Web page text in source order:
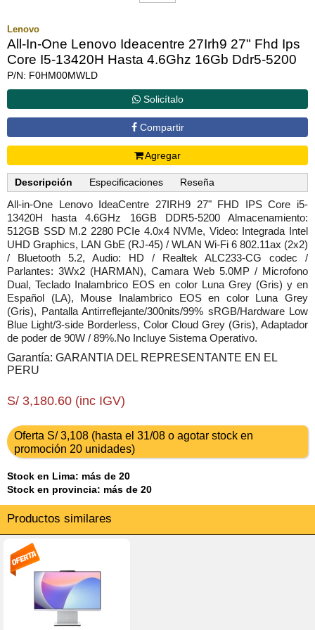
Lenovo
All-In-One Lenovo Ideacentre 27Irh9 27" Fhd Ips
Core I5-13420H Hasta 4.6Ghz 16Gb Ddr5-5200
P/N: F0HM00MWLD
Solicítalo
Compartir
Agregar
Descripción Especificaciones Reseña
All-in-One Lenovo IdeaCentre 27IRH9 27" FHD IPS Core i5-
13420H hasta 4.6GHz 16GB DDR5-5200 Almacenamiento:
512GB SSD M.2 2280 PCIe 4.0x4 NVMe, Video: Integrada Intel
UHD Graphics, LAN GbE (RJ-45) / WLAN Wi-Fi 6 802.11ax (2x2)
/ Bluetooth 5.2, Audio: HD / Realtek ALC233-CG codec /
Parlantes: 3Wx2 (HARMAN), Camara Web 5.0MP / Microfono
Dual, Teclado Inalambrico EOS en color Luna Grey (Gris) y en
Español (LA), Mouse Inalambrico EOS en color Luna Grey
(Gris), Pantalla Antirreflejante/300nits/99% sRGB/Hardware Low
Blue Light/3-side Borderless, Color Cloud Grey (Gris), Adaptador
de poder de 90W / 89%.No Incluye Sistema Operativo.
Garantía: GARANTIA DEL REPRESENTANTE EN EL
PERU
S/ 3,180.60 (inc IGV)
Oferta S/ 3,108 (hasta el 31/08 o agotar stock en
promoción 20 unidades)
Stock en Lima: más de 20
Stock en provincia: más de 20
Productos similares